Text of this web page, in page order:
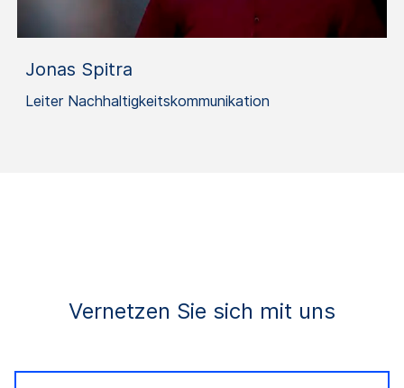
Jonas Spitra
Leiter Nachhaltigkeitskommunikation
Vernetzen Sie sich mit uns